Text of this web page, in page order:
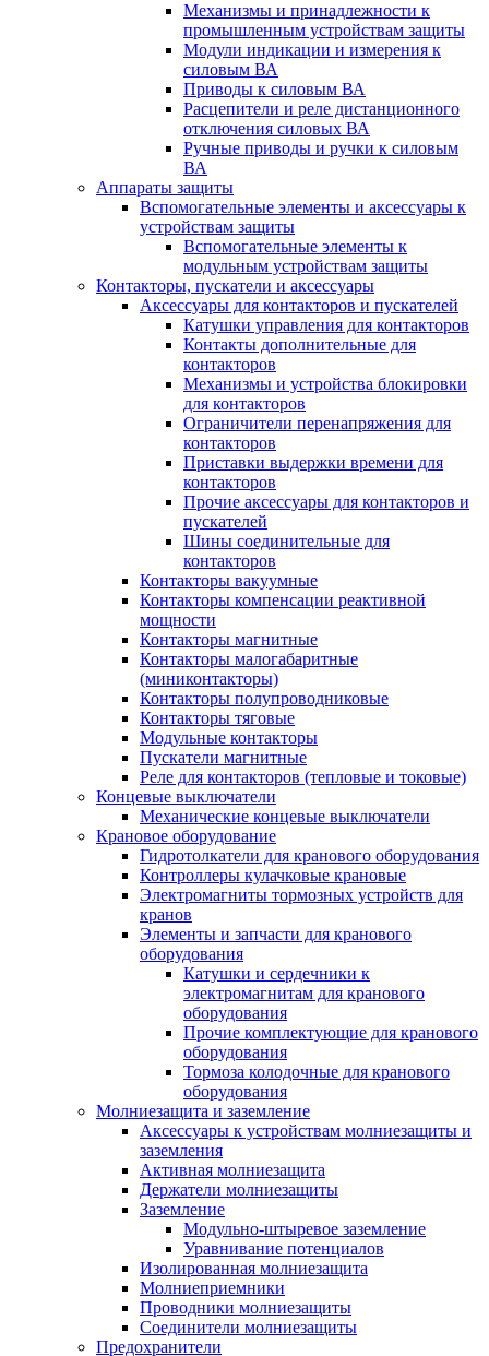
Механизмы и принадлежности к
промышленным устройствам защиты
Модули индикации и измерения к
силовым ВА
Приводы к силовым ВА
Расцепители и реле дистанционного
отключения силовых ВА
Ручные приводы и ручки к силовым
ВА
Аппараты защиты
Вспомогательные элементы и аксессуары к
устройствам защиты
Вспомогательные элементы к
модульным устройствам защиты
Контакторы, пускатели и аксессуары
Аксессуары для контакторов и пускателей
Катушки управления для контакторов
Контакты дополнительные для
контакторов
Механизмы и устройства блокировки
для контакторов
Ограничители перенапряжения для
контакторов
Приставки выдержки времени для
контакторов
Прочие аксессуары для контакторов и
пускателей
Шины соединительные для
контакторов
Контакторы вакуумные
Контакторы компенсации реактивной
мощности
Контакторы магнитные
Контакторы малогабаритные
(миниконтакторы)
Контакторы полупроводниковые
Контакторы тяговые
Модульные контакторы
Пускатели магнитные
Реле для контакторов (тепловые и токовые)
Концевые выключатели
Механические концевые выключатели
Крановое оборудование
Гидротолкатели для кранового оборудования
Контроллеры кулачковые крановые
Электромагниты тормозных устройств для
кранов
Элементы и запчасти для кранового
оборудования
Катушки и сердечники к
электромагнитам для кранового
оборудования
Прочие комплектующие для кранового
оборудования
Тормоза колодочные для кранового
оборудования
Молниезащита и заземление
Аксессуары к устройствам молниезащиты и
заземления
Активная молниезащита
Держатели молниезащиты
Заземление
Модульно-штыревое заземление
Уравнивание потенциалов
Изолированная молниезащита
Молниеприемники
Проводники молниезащиты
Соединители молниезащиты
Предохранители